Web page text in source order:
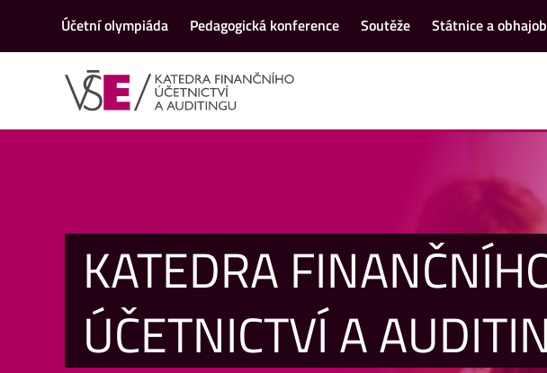
Účetní olympiáda Pedagogická konference Soutěže Státnice a
KATEDRA
ÚČETNICTVÍ A